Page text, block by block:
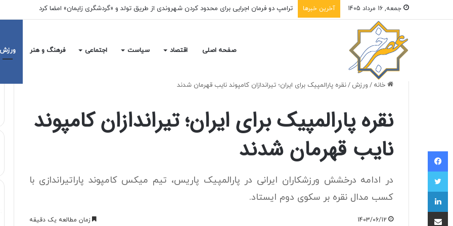
جمعه, 16 مرداد 1405 آخرین خبرها ترامپ دو فرمان اجرایی برای محدود کردن شهروندی از طریق تولد و «گردشگری زایمان» امضا کرد
صفحه اصلی اقتصاد سیاست اجتماعی فرهنگ و هنر ورزش
خانه / ورزش /نقره پارالمپیک برای ایران؛ تیراندازان کامپوند نایب قهرمان شدند
نقره پارالمپیک برای ایران؛ تیراندازان کامپوند
نایب قهرمان شدند
در ادامه درخشش ورزشکاران ایرانی در پارالمپیک پاریس، تیم میکس کامپوند پاراتیراندازی با
کسب مدال نقره بر سکوی دوم ایستاد.
1403/06/12 زمان مطالعه یک دقیقه